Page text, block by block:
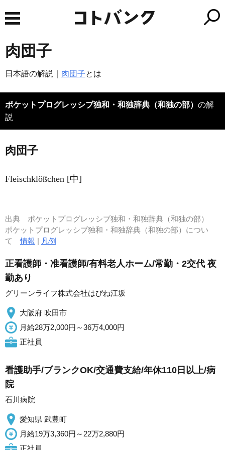
肉団子
日本語の解説｜ 肉団子とは
ポケットプログレッシブ独和・和独辞典（和独の部） の解
説
肉団子
Fleischklößchen [中]
出典 ポケットプログレッシブ独和・和独辞典（和独の部）
ポケットプログレッシブ独和・和独辞典（和独の部）につい
て情報 | 凡例
正看護師・准看護師/有料老人ホーム/常勤・2交代 夜
勤あり
グリーンライフ株式会社はぴね江坂
大阪府 吹田市
月給28万2,000円～36万4,000円
正社員
看護助手/ブランクOK/交通費支給/年休110日以上/病
院
石川病院
愛知県 武豊町
月給19万3,360円～22万2,880円
正社員